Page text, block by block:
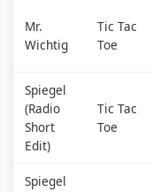
Mr.
Wichtig
Tic Tac
Toe
Spiegel
(Radio
Short
Edit)
Tic Tac
Toe
Spiegel